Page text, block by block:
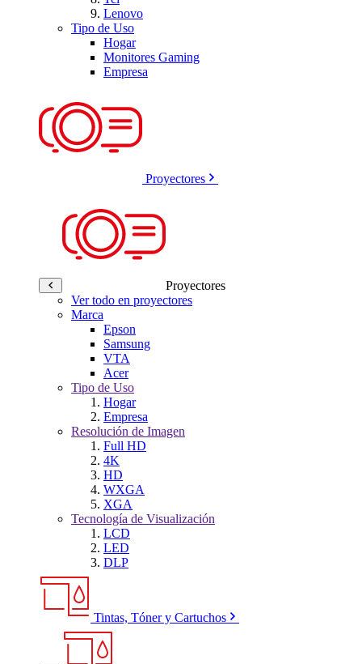
Lenovo
Tipo de Uso
Hogar
Monitores Gaming
Empresa
Proyectores
Proyectores
Ver todo en proyectores
Marca
Epson
Samsung
VTA
Acer
Tipo de Uso
Hogar
Empresa
Resolución de Imagen
Full HD
4K
HD
WXGA
XGA
Tecnología de Visualización
LCD
LED
DLP
Tintas, Tóner y Cartuchos